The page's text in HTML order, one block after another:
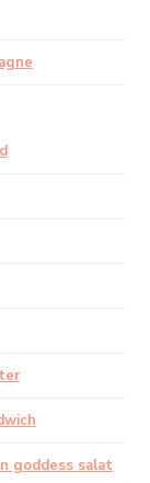
goddess salat